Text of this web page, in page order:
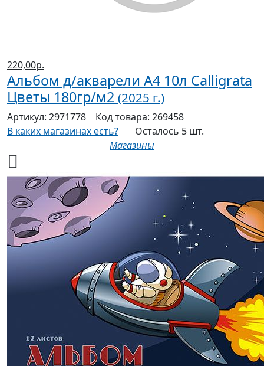
220,00р.
Альбом д/акварели А4 10л Calligrata
Цветы 180гр/м2 (2025 г.)
Артикул: 2971778 Код товара: 269458
В каких магазинах есть?
Осталось 5 шт.
Магазины